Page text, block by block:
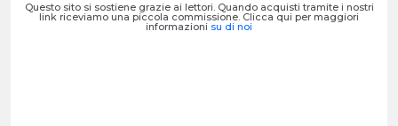
Questo sito si sostiene grazie ai lettori. Quando acquisti tramite i nostri
link riceviamo una piccola commissione. Clicca qui per maggiori
informazioni su di noi